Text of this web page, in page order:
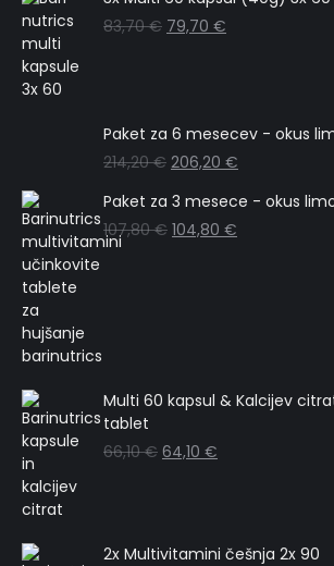
83,70€ 79,70 €
Paket za 6 mesecev - okus
214,20€ 206,20 €
Paket za 3 mesece - okus
107,80€ 104,80 €
Multi 60 kapsul & Kalcijev
tablet
66,10€ 64,10 €
2x Multivitamini češnja 2x 90